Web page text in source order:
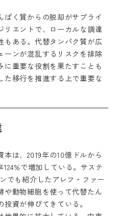
ぱく質からの脱却がサプライ
リエントで、ローカルな調達
もある。代替タンパク質が広
ーンが混乱するリスクを排除
に重要な役割を果たすことも
た移行を推進する上で重要な
は、2019年の10億ドルから
で増加している。サステ
でも紹介したアレフ・ファー
や動物細胞を使って代替たん
資が伸びてきている。